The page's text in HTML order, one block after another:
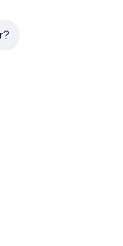
à C.A.